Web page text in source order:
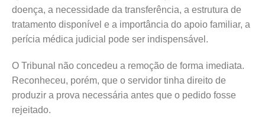
doença, a necessidade da transferência, a estrutura de
tratamento disponível e a importância do apoio familiar, a
perícia médica judicial pode ser indispensável.
O Tribunal não concedeu a remoção de forma imediata.
Reconheceu, porém, que o servidor tinha direito de
produzir a prova necessária antes que o pedido fosse
rejeitado.